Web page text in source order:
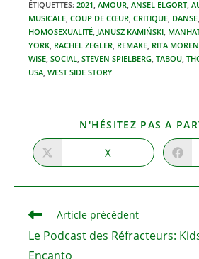
ÉTIQUETTES: 2021, AMOUR, ANSEL ELGORT,
MUSICALE, COUP DE CŒUR, CRITIQUE, DANSE,
HOMOSEXUALITÉ, JANUSZ KAMIŃSKI,
YORK, RACHEL ZEGLER, REMAKE, RITA
WISE, SOCIAL, STEVEN SPIELBERG, TABOU,
USA, WEST SIDE STORY
N'HÉSITEZ PAS A
Ouvrir
dans
autre
X
Read
articles
Article précédent
Le Podcast des Réfracteurs:
Encanto